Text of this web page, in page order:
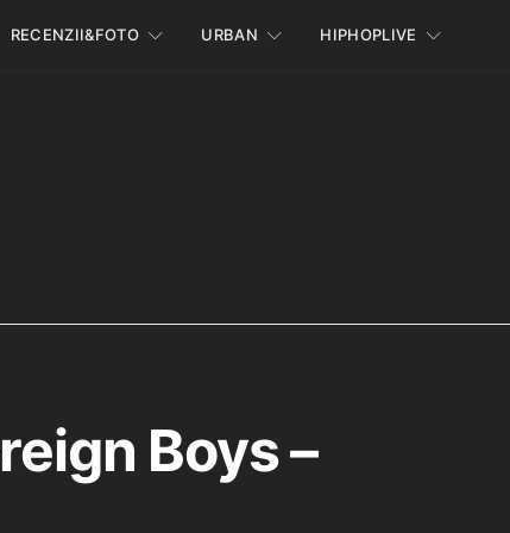
RECENZII&FOTO URBAN HIPHOPLIVE
Boys –